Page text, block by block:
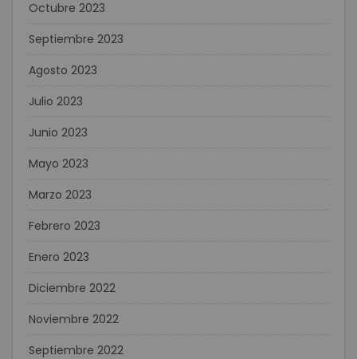
Octubre 2023
Septiembre 2023
Agosto 2023
Julio 2023
Junio 2023
Mayo 2023
Marzo 2023
Febrero 2023
Enero 2023
Diciembre 2022
Noviembre 2022
Septiembre 2022